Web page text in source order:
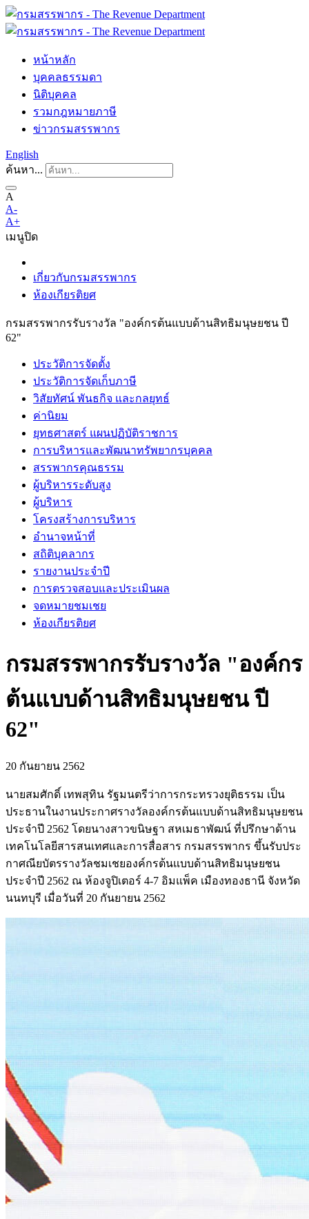
หน้าหลัก
บุคคลธรรมดา
นิติบุคคล
รวมกฎหมายภาษี
ข่าวกรมสรรพากร
English
ค้นหา...
A
A-
A+
เมนูปิด
เกี่ยวกับกรมสรรพากร
ห้องเกียรติยศ
กรมสรรพากรรับรางวัล "องค์กรต้นแบบด้านสิทธิมนุษยชน ปี
62"
ประวัติการจัดตั้ง
ประวัติการจัดเก็บภาษี
วิสัยทัศน์ พันธกิจ และกลยุทธ์
ค่านิยม
ยุทธศาสตร์ แผนปฏิบัติราชการ
การบริหารและพัฒนาทรัพยากรบุคคล
สรรพากรคุณธรรม
ผู้บริหารระดับสูง
ผู้บริหาร
โครงสร้างการบริหาร
อำนาจหน้าที่
สถิติบุคลากร
รายงานประจำปี
การตรวจสอบและประเมินผล
จดหมายชมเชย
ห้องเกียรติยศ
กรมสรรพากรรับรางวัล "องค์กร
ต้นแบบด้านสิทธิมนุษยชน ปี
62"
20 กันยายน 2562
นายสมศักดิ์ เทพสุทิน รัฐมนตรีว่าการกระทรวงยุติธรรม เป็น
ประธานในงานประกาศรางวัลองค์กรต้นแบบด้านสิทธิมนุษยชน
ประจำปี 2562 โดยนางสาวขนิษฐา สหเมธาพัฒน์ ที่ปรึกษาด้าน
เทคโนโลยีสารสนเทศและการสื่อสาร กรมสรรพากร ขึ้นรับประ
กาศณียบัตรรางวัลชมเชยองค์กรต้นแบบด้านสิทธิมนุษยชน
ประจำปี 2562 ณ ห้องจูปิเตอร์ 4-7 อิมแพ็ค เมืองทองธานี จังหวัด
นนทบุรี เมื่อวันที่ 20 กันยายน 2562